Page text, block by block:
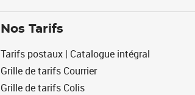
Nos Tarifs
Tarifs postaux | Catalogue intégral
Grille de tarifs Courrier
Grille de tarifs Colis